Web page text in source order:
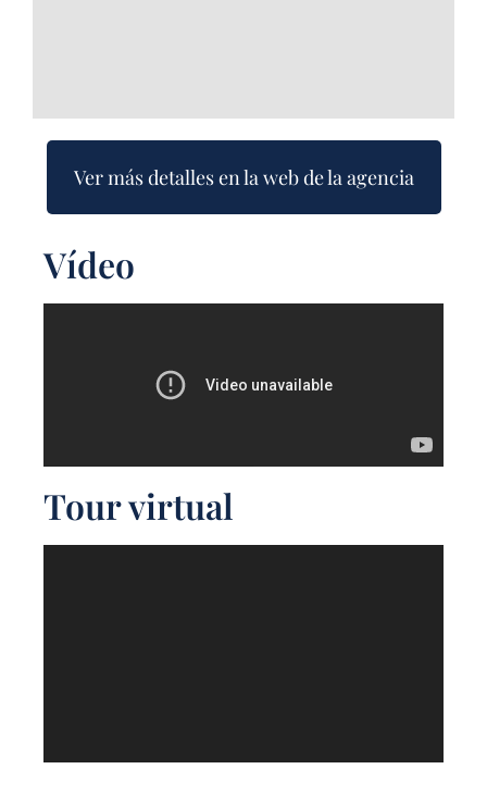
Ver más detalles en la web de la agencia
Vídeo
Tour virtual